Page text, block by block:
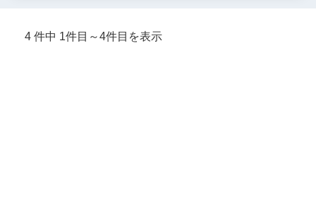
4 件中 1件目～4件目を表示